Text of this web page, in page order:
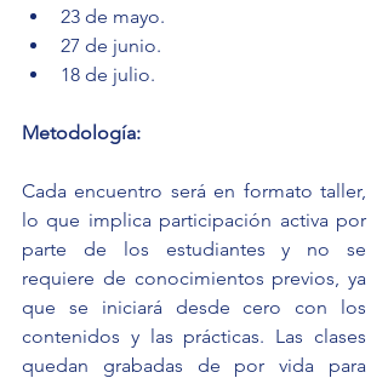
23 de mayo.
27 de junio.
18 de julio.
Metodología:
Cada encuentro será en formato taller,
lo que implica participación activa por
parte de los estudiantes y no se
requiere de conocimientos previos, ya
que se iniciará desde cero con los
contenidos y las prácticas. Las clases
quedan grabadas de por vida para